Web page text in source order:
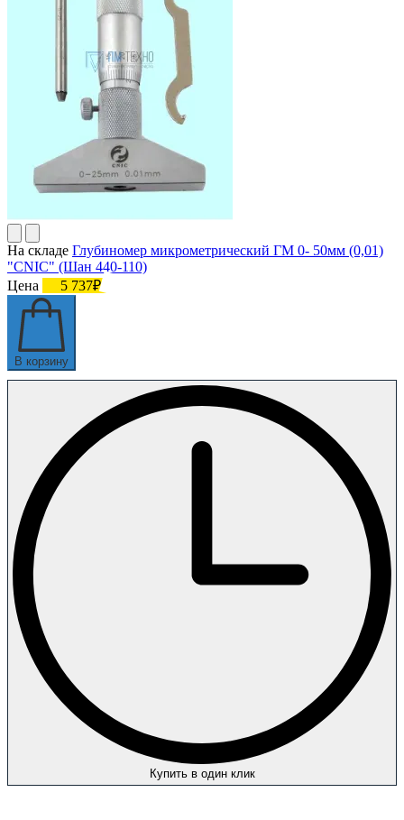
На складе Глубиномер микрометрический ГМ 0- 50мм (0,01)
"CNIC" (Шан 440-110)
Цена
5 737₽
В корзину
Купить в один клик